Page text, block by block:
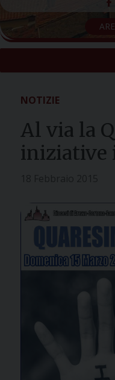
NOTIZIE
Al via la
iniziative